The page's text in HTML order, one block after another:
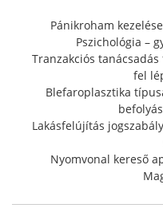
Pánikroham
Pszichológia –
Tranzakciós
fel
Blefaroplasztika
Lakásfelújítás
Nyomvonal kereső